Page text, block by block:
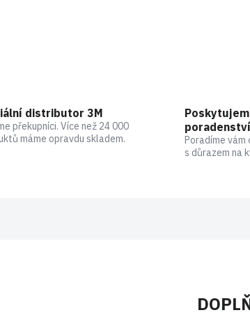
distributor 3M
překupníci. Více než 24 000
máme opravdu skladem.
poradenství
Poradíme
s důrazem na